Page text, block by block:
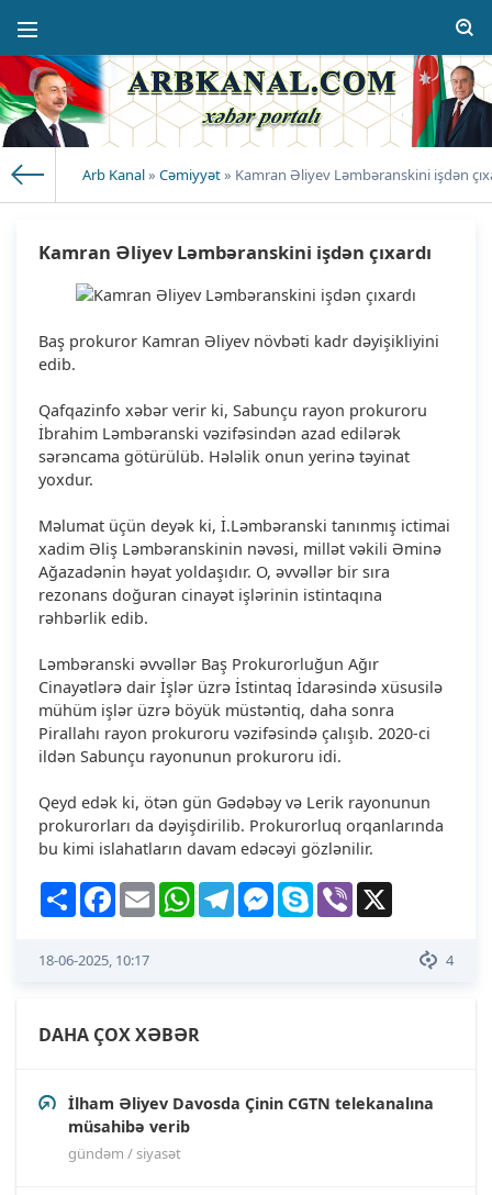
Arb Kanal» Cəmiyyət» Kamran Əliyev Ləmbəranskini işdən
Kamran Əliyev Ləmbəranskini işdən çıxardı
Baş prokuror Kamran Əliyev növbəti kadr dəyişikliyini
edib.
Qafqazinfo xəbər verir ki, Sabunçu rayon prokuroru
İbrahim Ləmbəranski vəzifəsindən azad edilərək
sərəncama götürülüb. Hələlik onun yerinə təyinat
yoxdur.
Məlumat üçün deyək ki, İ.Ləmbəranski tanınmış ictimai
xadim Əliş Ləmbəranskinin nəvəsi, millət vəkili Əminə
Ağazadənin həyat yoldaşıdır. O, əvvəllər bir sıra
rezonans doğuran cinayət işlərinin istintaqına
rəhbərlik edib.
Ləmbəranski əvvəllər Baş Prokurorluğun Ağır
Cinayətlərə dair İşlər üzrə İstintaq İdarəsində xüsusilə
mühüm işlər üzrə böyük müstəntiq, daha sonra
Pirallahı rayon prokuroru vəzifəsində çalışıb. 2020-ci
ildən Sabunçu rayonunun prokuroru idi.
Qeyd edək ki, ötən gün Gədəbəy və Lerik rayonunun
prokurorları da dəyişdirilib. Prokurorluq orqanlarında
bu kimi islahatların davam edəcəyi gözlənilir.
Share Facebook
Email WhatsAppTelegramMessenger
Skype Viber
4
18-06-2025, 10:17
DAHA ÇOX XƏBƏR
İlham Əliyev Davosda Çinin CGTN telekanalına
müsahibə verib
gündəm / siyasət